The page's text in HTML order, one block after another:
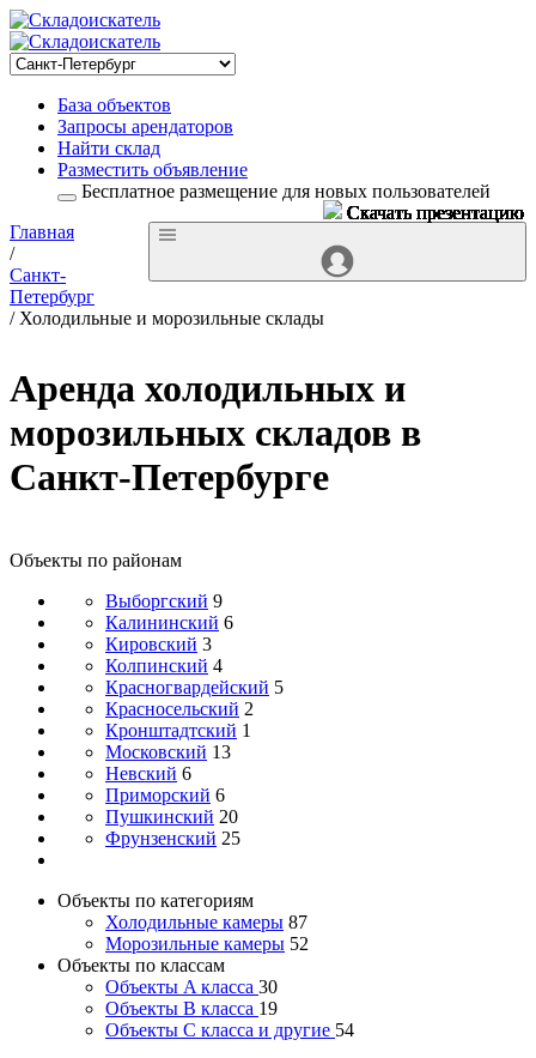
База объектов
Запросы арендаторов
Найти склад
Разместить объявление
Бесплатное размещение для новых пользователей
Главная
/
Санкт-
Петербург
/ Холодильные и морозильные склады
Аренда холодильных и
морозильных складов в
Санкт-Петербурге
Объекты по районам
Выборгский 9
Калининский 6
Кировский 3
Колпинский 4
Красногвардейский 5
Красносельский 2
Кронштадтский 1
Московский 13
Невский 6
Приморский 6
Пушкинский 20
Фрунзенский 25
Объекты по категориям
Холодильные камеры 87
Морозильные камеры 52
Объекты по классам
Объекты A класса 30
Объекты B класса 19
Объекты С класса и другие 54
Скачать презентацию
Скачать презентацию
Скачать презентацию
Скачать презентацию
Скачать презентацию
Скачать презентацию
Скачать презентацию
Скачать презентацию
Скачать презентацию
Скачать презентацию
Скачать презентацию
Скачать презентацию
Скачать презентацию
Скачать презентацию
Скачать презентацию
Скачать презентацию
Скачать презентацию
Скачать презентацию
Скачать презентацию
Скачать презентацию
Скачать презентацию
Скачать презентацию
Скачать презентацию
Скачать презентацию
Скачать презентацию
Скачать презентацию
Скачать презентацию
Скачать презентацию
Скачать презентацию
Скачать презентацию